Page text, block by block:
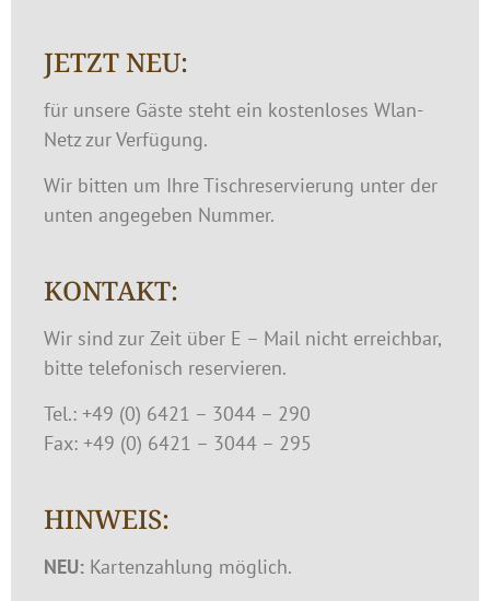
JETZT NEU:
für unsere Gäste steht ein kostenloses Wlan-
Netz zur Verfügung.
Wir bitten um Ihre Tischreservierung unter der
unten angegeben Nummer.
KONTAKT:
Wir sind zur Zeit über E – Mail nicht erreichbar,
bitte telefonisch reservieren.
Tel.: +49 (0) 6421 – 3044 – 290
Fax: +49 (0) 6421 – 3044 – 295
HINWEIS:
NEU: Kartenzahlung möglich.